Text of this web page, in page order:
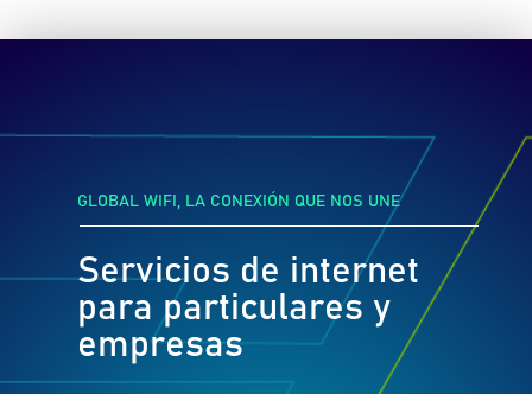
GLOBAL WIFI, LA CONEXIÓN QUE NOS UNE
Servicios de internet
para particulares y
empresas